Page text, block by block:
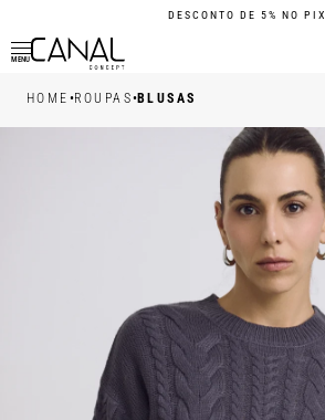
DESCONTO DE 5% NO PIX
MENU
HOME •ROUPAS•BLUSAS